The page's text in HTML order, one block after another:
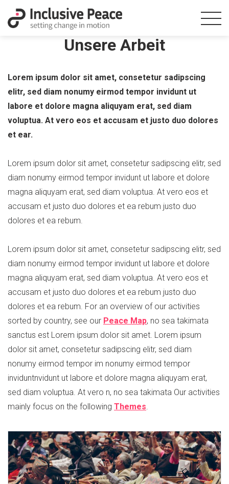
Unsere Arbeit
Lorem ipsum dolor sit amet, consetetur sadipscing
elitr, sed diam nonumy eirmod tempor invidunt ut
labore et dolore magna aliquyam erat, sed diam
voluptua. At vero eos et accusam et justo duo dolores
et ear.
Lorem ipsum dolor sit amet, consetetur sadipscing elitr, sed
diam nonumy eirmod tempor invidunt ut labore et dolore
magna aliquyam erat, sed diam voluptua. At vero eos et
accusam et justo duo dolores et ea rebum justo duo
dolores et ea rebum.
Lorem ipsum dolor sit amet, consetetur sadipscing elitr, sed
diam nonumy eirmod tempor invidunt ut labore et dolore
magna aliquyam erat, sed diam voluptua. At vero eos et
accusam et justo duo dolores et ea rebum justo duo
dolores et ea rebum. For an overview of our activities
sorted by country, see our Peace Map, no sea takimata
sanctus est Lorem ipsum dolor sit amet. Lorem ipsum
dolor sit amet, consetetur sadipscing elitr, sed diam
nonumy eirmod tempor im nonumy eirmod tempor
inviduntnvidunt ut labore et dolore magna aliquyam erat,
sed diam voluptua. At vero n, no sea takimata Our activities
mainly focus on the following Themes.